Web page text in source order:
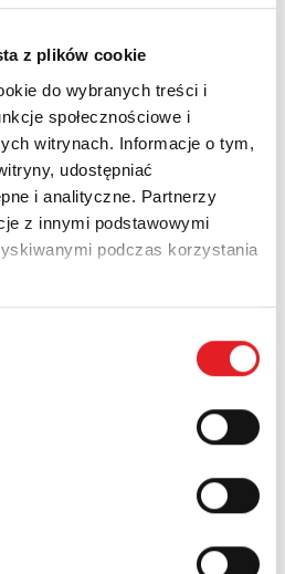
z plików cookie
do wybranych treści i
społecznościowe i
witrynach. Informacje o tym,
udostępniać
i analityczne. Partnerzy
z innymi podstawowymi
podczas korzystania
oferty